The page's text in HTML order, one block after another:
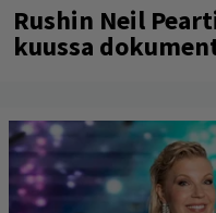
Rushin Neil
kuussa